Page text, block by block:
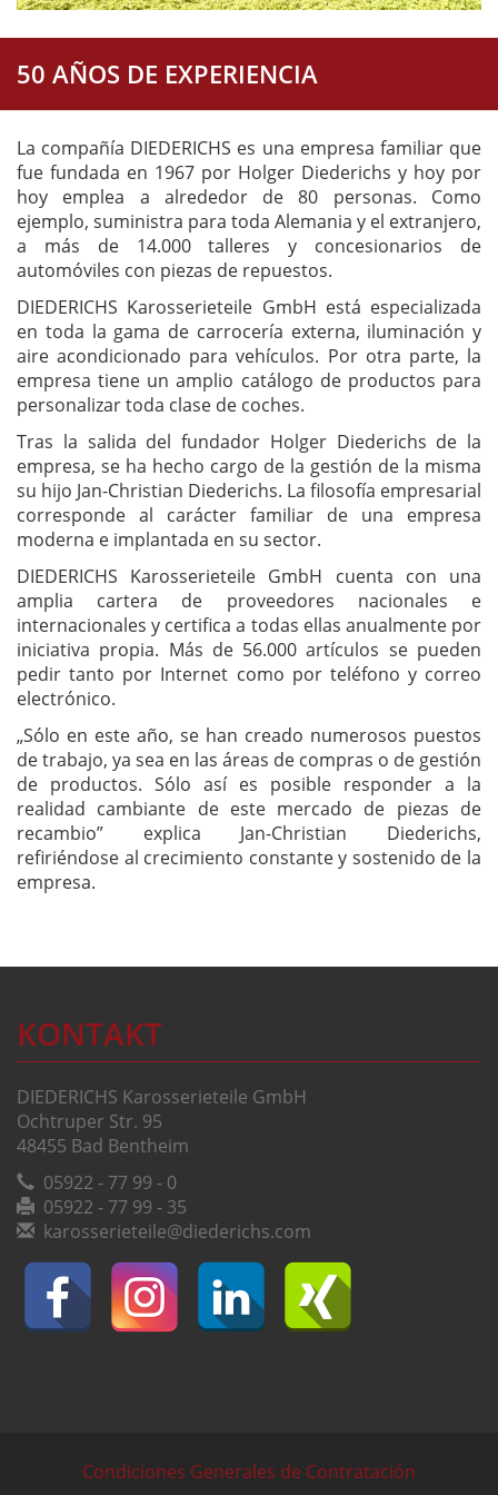
50 AÑOS DE EXPERIENCIA
La compañía DIEDERICHS es una empresa familiar que
fue fundada en 1967 por Holger Diederichs y hoy por
hoy emplea a alrededor de 80 personas. Como
ejemplo, suministra para toda Alemania y el extranjero,
a más de 14.000 talleres y concesionarios de
automóviles con piezas de repuestos.
DIEDERICHS Karosserieteile GmbH está especializada
en toda la gama de carrocería externa, iluminación y
aire acondicionado para vehículos. Por otra parte, la
empresa tiene un amplio catálogo de productos para
personalizar toda clase de coches.
Tras la salida del fundador Holger Diederichs de la
empresa, se ha hecho cargo de la gestión de la misma
su hijo Jan-Christian Diederichs. La filosofía empresarial
corresponde al carácter familiar de una empresa
moderna e implantada en su sector.
DIEDERICHS Karosserieteile GmbH cuenta con una
amplia cartera de proveedores nacionales e
internacionales y certifica a todas ellas anualmente por
iniciativa propia. Más de 56.000 artículos se pueden
pedir tanto por Internet como por teléfono y correo
electrónico.
„Sólo en este año, se han creado numerosos puestos
de trabajo, ya sea en las áreas de compras o de gestión
de productos. Sólo así es posible responder a la
realidad cambiante de este mercado de piezas de
recambio” explica Jan-Christian Diederichs,
refiriéndose al crecimiento constante y sostenido de la
empresa.
KONTAKT
DIEDERICHS Karosserieteile GmbH
Ochtruper Str. 95
48455 Bad Bentheim
05922 - 77 99 - 0
05922 - 77 99 - 35
karosserieteile@diederichs.com
Condiciones Generales de Contratación